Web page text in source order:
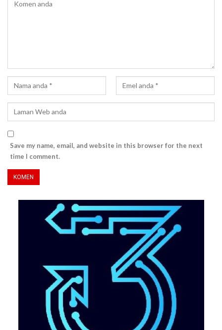
Save my name, email, and website in this browser for the next
time I comment.